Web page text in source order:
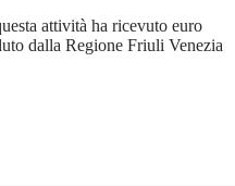
attività ha ricevuto euro
dalla Regione Friuli Venezia